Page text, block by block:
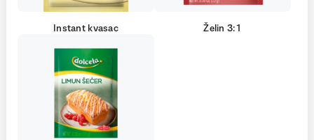
Instant kvasac Želin 3:1